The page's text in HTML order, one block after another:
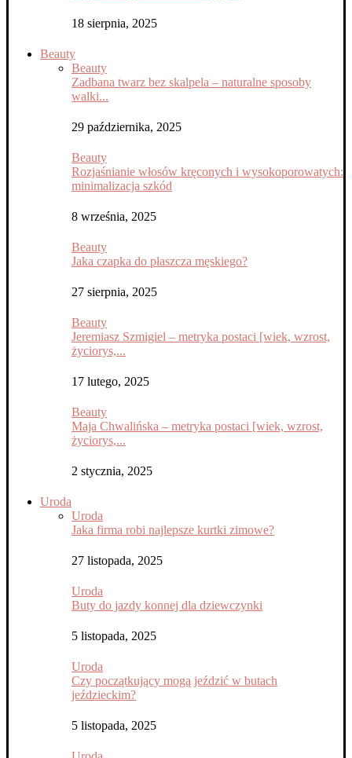
18 sierpnia, 2025
Beauty
Beauty
Zadbana twarz bez skalpela – naturalne sposoby
walki...
29 października, 2025
Beauty
Rozjaśnianie włosów kręconych i wysokoporowatych:
minimalizacja szkód
8 września, 2025
Beauty
Jaka czapka do płaszcza męskiego?
27 sierpnia, 2025
Beauty
Jeremiasz Szmigiel – metryka postaci [wiek, wzrost,
życiorys,...
17 lutego, 2025
Beauty
Maja Chwalińska – metryka postaci [wiek, wzrost,
życiorys,...
2 stycznia, 2025
Uroda
Uroda
Jaka firma robi najlepsze kurtki zimowe?
27 listopada, 2025
Uroda
Buty do jazdy konnej dla dziewczynki
5 listopada, 2025
Uroda
Czy początkujący mogą jeździć w butach
jeździeckim?
5 listopada, 2025